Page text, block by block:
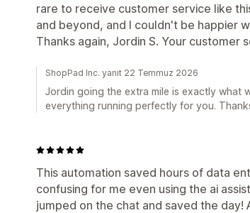
rare to receive customer service like
and beyond, and I couldn't be happier
Thanks again, Jordin S. Your customer
ShopPad Inc. yanıt 22 Temmuz 2026
Jordin going the extra mile is exactly what
everything running perfectly for you.
This automation saved hours of data
confusing for me even using the ai
jumped on the chat and saved the